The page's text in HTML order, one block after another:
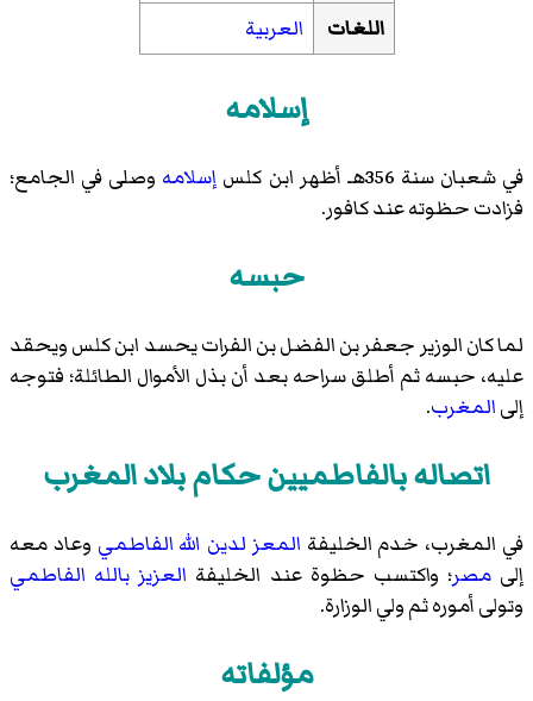
اللغات
العربية
إسلامه
في شعبان سنة 356هـ أظهر ابن كلس إسلامه وصلى في الجامع؛
فزادت حظوته عند كافور.
حبسه
لما كان الوزير جعفر بن الفضل بن الفرات يحسد ابن كلس ويحقد
عليه، حبسه ثم أطلق سراحه بعد أن بذل الأموال الطائلة؛ فتوجه
إلىالمغرب.
اتصاله بالفاطميين حكام بلاد المغرب
في المغرب، خدم الخليفة المعز لدين الله الفاطمي وعاد معه
إلىمصر؛ واكتسب حظوة عند الخليفة العزيز بالله الفاطمي
وتولى أموره ثم ولي الوزارة.
مؤلفاته